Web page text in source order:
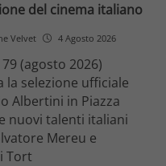
del cinema italiano
Velvet 4 Agosto 2026
(agosto 2026)
la selezione ufficiale
Albertini in Piazza
nuovi talenti italiani
Mereu e
Tort